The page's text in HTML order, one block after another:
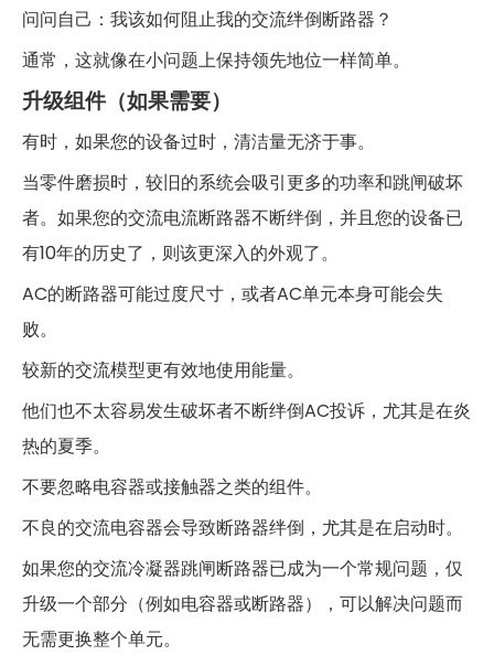
问问自己：我该如何阻止我的交流绊倒断路器？
通常，这就像在小问题上保持领先地位一样简单。
升级组件（如果需要）
有时，如果您的设备过时，清洁量无济于事。
当零件磨损时，较旧的系统会吸引更多的功率和跳闸破坏
者。如果您的交流电流断路器不断绊倒，并且您的设备已
有10年的历史了，则该更深入的外观了。
AC的断路器可能过度尺寸，或者AC单元本身可能会失
败。
较新的交流模型更有效地使用能量。
他们也不太容易发生破坏者不断绊倒AC投诉，尤其是在炎
热的夏季。
不要忽略电容器或接触器之类的组件。
不良的交流电容器会导致断路器绊倒，尤其是在启动时。
如果您的交流冷凝器跳闸断路器已成为一个常规问题，仅
升级一个部分（例如电容器或断路器），可以解决问题而
无需更换整个单元。